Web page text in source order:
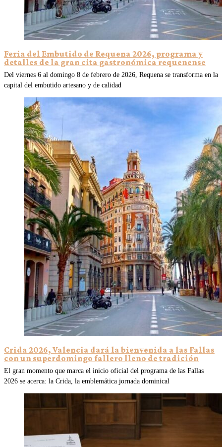
Feria del Embutido de Requena 2026, programa y
detalles de la gran cita gastronómica requenense
Del viernes 6 al domingo 8 de febrero de 2026, Requena se transforma en la
capital del embutido artesano y de calidad
Crida 2026, Valencia dará la bienvenida a las Fallas
con un superdomingo fallero lleno de tradición
El gran momento que marca el inicio oficial del programa de las Fallas
2026 se acerca: la Crida, la emblemática jornada dominical